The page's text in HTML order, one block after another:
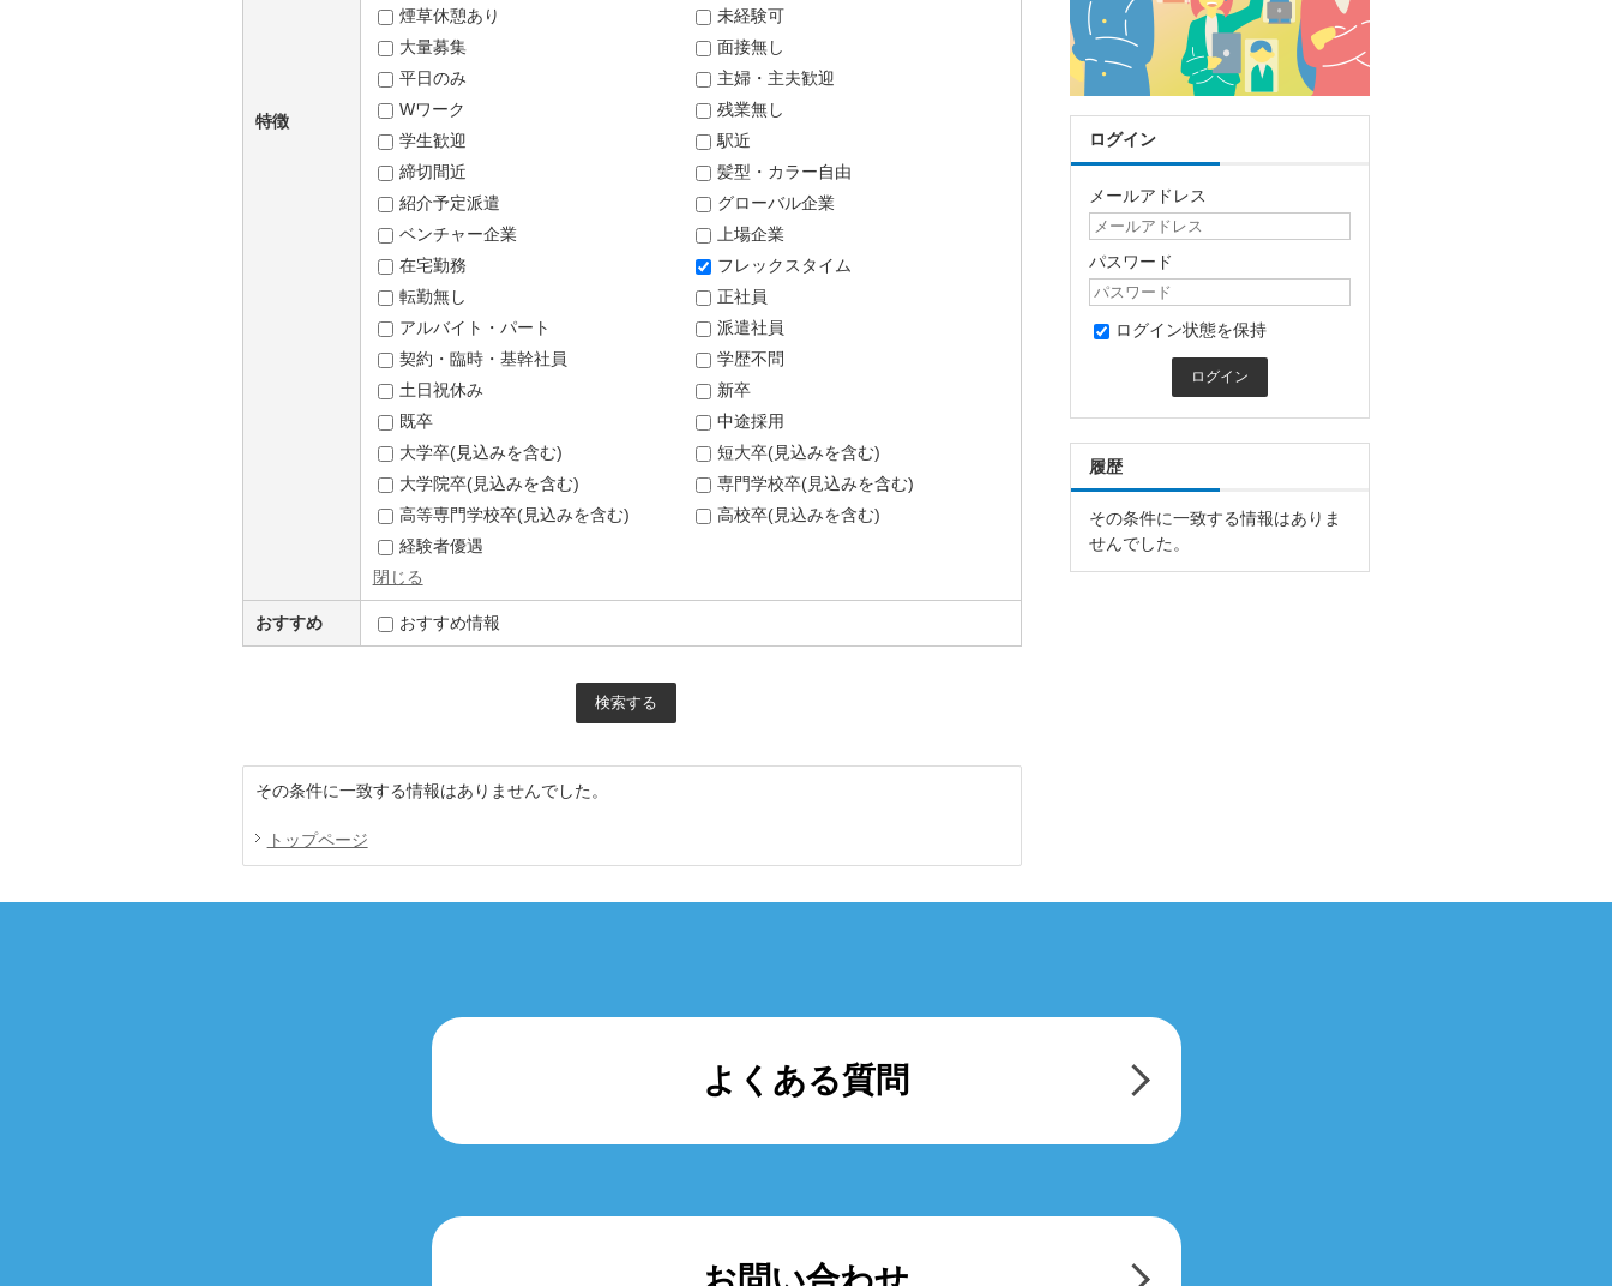
特徴
煙草休憩あり
未経験可
大量募集
面接無し
平日のみ
主婦・主夫歓迎
Wワーク
残業無し
学生歓迎
駅近
締切間近
髪型・カラー自由
紹介予定派遣
グローバル企業
ベンチャー企業
上場企業
在宅勤務
フレックスタイム
転勤無し
正社員
アルバイト・パート
派遣社員
契約・臨時・基幹社員
学歴不問
土日祝休み
新卒
既卒
中途採用
大学卒(見込みを含む)
短大卒(見込みを含む)
大学院卒(見込みを含む)
専門学校卒(見込みを含む)
高等専門学校卒(見込みを含む)
高校卒(見込みを含む)
経験者優遇
閉じる
おすすめ おすすめ情報
その条件に一致する情報はありませんでした。
トップページ
ログイン
メールアドレス
パスワード
ログイン状態を保持
履歴
その条件に一致する情報はありま
せんでした。
よくある質問